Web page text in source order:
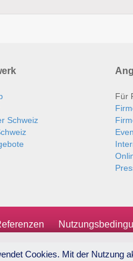
Schweiz
Für
Cookies. Mit der Nutzung